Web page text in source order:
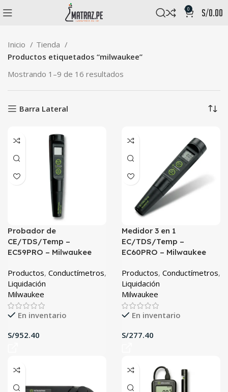
0 s/0.00
Inicio
Tienda
Productos etiquetados “milwaukee”
Mostrando 1–9 de 16 resultados
Barra Lateral
Probador de
CE/TDS/Temp –
EC59PRO – Milwaukee
Productos, Conductímetros,
Liquidación
Milwaukee
En inventario
S/
Medidor 3 en 1
EC/TDS/Temp –
EC60PRO – Milwaukee
Productos, Conductímetros,
Liquidación
Milwaukee
En inventario
S/